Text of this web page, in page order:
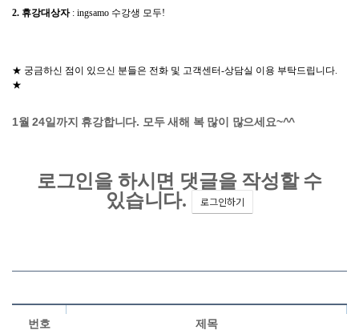
2. 휴강대상자: ingsamo 수강생 모두!
★ 궁금하신 점이 있으신 분들은 전화 및 고객센터-상담실 이용 부탁드립니다.
★
1월 24일까지 휴강합니다. 모두 새해 복 많이 많으세요~^^